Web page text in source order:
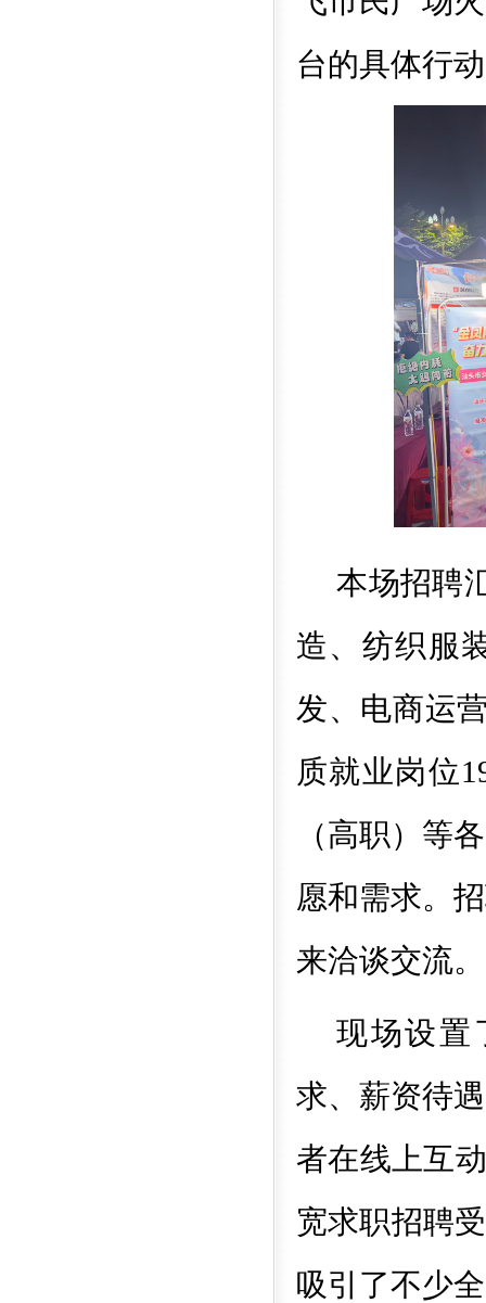
台的具体行动
本场招聘
造、纺织服
发、电商运
质就业岗位
（高职）等
愿和需求。
来洽谈交流。
现场设置
求、薪资待
者在线上互
宽求职招聘
吸引了不少